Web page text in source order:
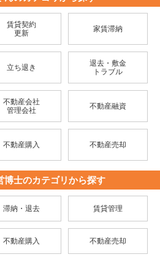
賃貸契約
更新
家賃滞納
立ち退き
退去・敷金
トラブル
不動産会社
管理会社
不動産融資
不動産購入 不動産売却
博士のカテゴリから探す
滞納・退去 賃貸管理
不動産購入 不動産売却